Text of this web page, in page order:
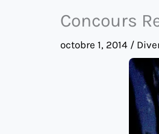
Concours
octobre 1, 2014 /